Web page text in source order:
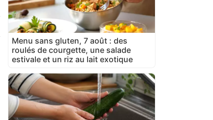
Menu sans gluten, 7 août : des
roulés de courgette, une salade
estivale et un riz au lait exotique